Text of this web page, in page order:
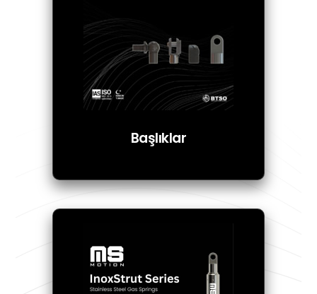
Başlıklar